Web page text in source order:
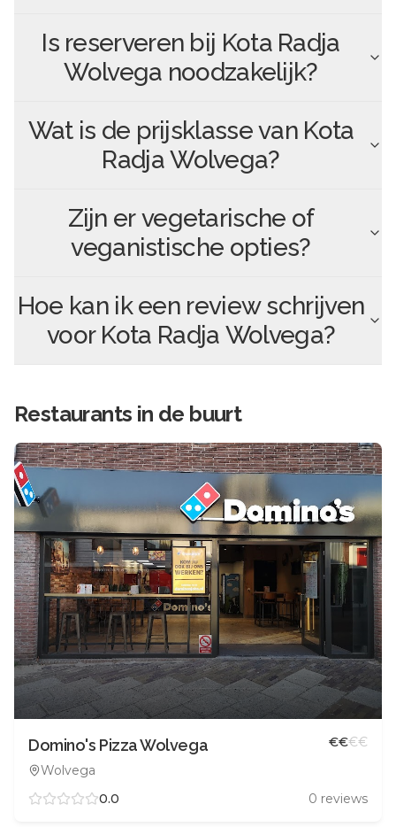
Is reserveren bij Kota Radja
Wolvega noodzakelijk?
Wat is de prijsklasse van Kota
Radja Wolvega?
Zijn er vegetarische of
veganistische opties?
Hoe kan ik een review schrijven
voor Kota Radja Wolvega?
Restaurants in de buurt
Domino's Pizza Wolvega
Wolvega
€€€€
0.0 0 reviews